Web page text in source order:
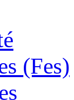
(Fes)